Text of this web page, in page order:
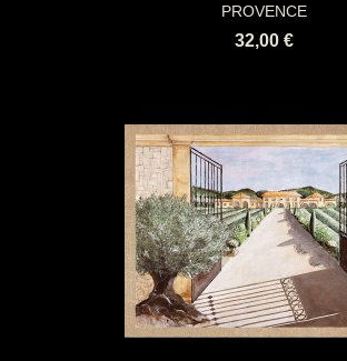
PROVENCE
32,00 €